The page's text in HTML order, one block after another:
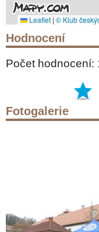
Leaflet | © Klub
Hodnocení
Počet hodnocení:
Fotogalerie